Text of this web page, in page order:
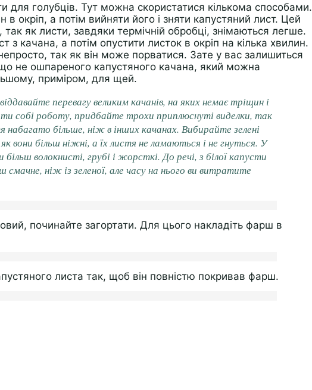
для голубців. Тут можна скористатися кількома способами.
окріп, а потім вийняти його і зняти капустяний лист. Цей
так як листи, завдяки термічній обробці, знімаються легше.
з качана, а потім опустити листок в окріп на кілька хвилин.
так як він може порватися. Зате у вас залишиться
не ошпареного капустяного качана, який можна
приміром, для щей.
перевагу великим качанів, на яких немає тріщин і
собі роботу, придбайте трохи приплюснуті виделки, так
набагато більше, ніж в інших качанах. Вибирайте зелені
вони більш ніжні, а їх листя не ламаються і не гнуться. У
більш волокнисті, грубі і жорсткі. До речі, з білої капусти
смачне, ніж із зеленої, але часу на нього ви витратите
починайте загортати. Для цього накладіть фарш в
листа так, щоб він повністю покривав фарш.